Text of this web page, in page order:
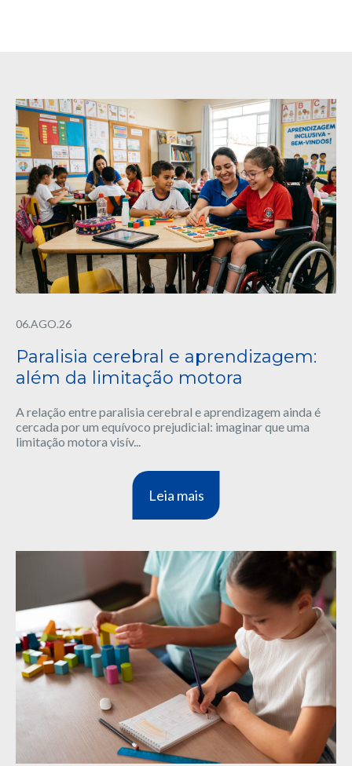
06.AGO.26
Paralisia cerebral e aprendizagem:
além da limitação motora
A relação entre paralisia cerebral e aprendizagem ainda é
cercada por um equívoco prejudicial: imaginar que uma
limitação motora visív...
Leia mais